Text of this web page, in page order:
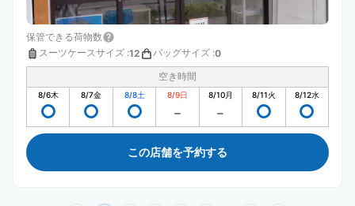
保管できる荷物数
スーツケースサイズ :12 バッグサイズ :0
空き時間
8/6木 8/7金 8/8土 8/9日 8/10月 8/11火 8/12水
この店舗を予約する